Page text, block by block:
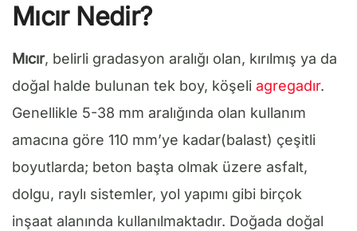
Mıcır Nedir?
Mıcır, belirli gradasyon aralığı olan, kırılmış ya da
doğal halde bulunan tek boy, köşeli agregadır.
Genellikle 5-38 mm aralığında olan kullanım
amacına göre 110 mm’ye kadar(balast) çeşitli
boyutlarda; beton başta olmak üzere asfalt,
dolgu, raylı sistemler, yol yapımı gibi birçok
inşaat alanında kullanılmaktadır. Doğada doğal